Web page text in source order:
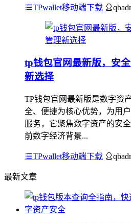
TPwallet移动端下载
tp钱包官网最新版，安
新选择
TP钱包官网最新版是数字资
全、便捷为核心优势，为用
服务，它聚焦数字资产的安
前数字经济背景...
TPwallet移动端下载
最新文章